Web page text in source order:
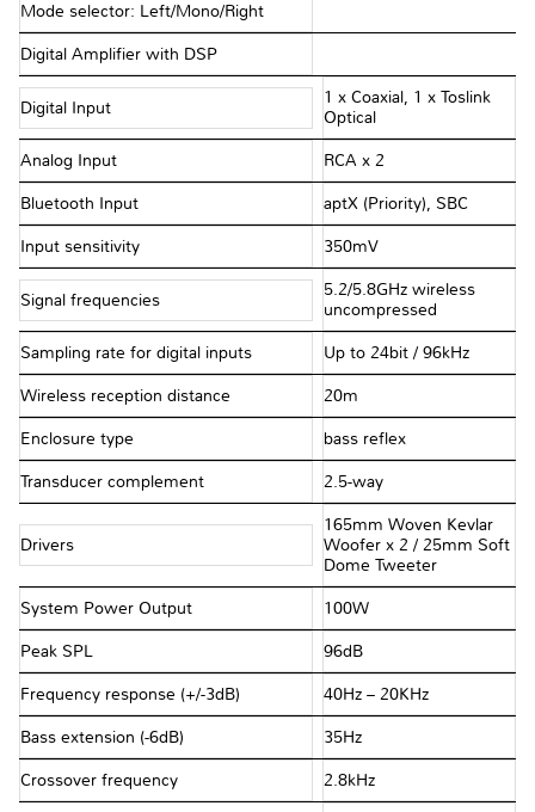
Mode selector: Left/Mono/Right
Digital Amplifier with DSP
Digital Input
1 x Coaxial, 1 x Toslink
Optical
Analog Input RCA x 2
Bluetooth Input aptX (Priority), SBC
Input sensitivity 350mV
Signal frequencies
5.2/5.8GHz wireless
uncompressed
Sampling rate for digital inputs Up to 24bit / 96kHz
Wireless reception distance 20m
Enclosure type bass reflex
Transducer complement 2.5-way
Drivers
165mm Woven Kevlar
Woofer x 2 / 25mm Soft
Dome Tweeter
System Power Output 100W
Peak SPL 96dB
Frequency response (+/-3dB) 40Hz – 20KHz
Bass extension (-6dB) 35Hz
Crossover frequency 2.8kHz